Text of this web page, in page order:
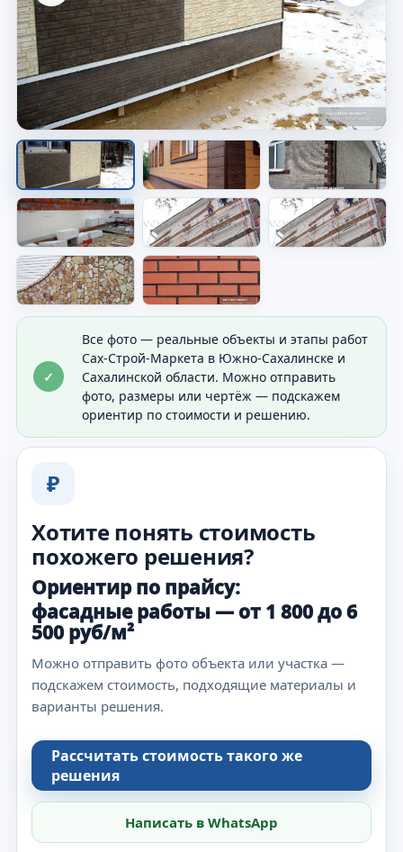
Фасад дома после работ
Видно общий результат отделки дома.
✓
Все фото — реальные объекты и этапы работ
Сах-Строй-Маркета в Южно-Сахалинске и
Сахалинской области. Можно отправить
фото, размеры или чертёж — подскажем
ориентир по стоимости и решению.
₽
Хотите понять стоимость
похожего решения?
Ориентир по прайсу:
фасадные работы — от 1 800 до 6
500 руб/м²
Можно отправить фото объекта или участка —
подскажем стоимость, подходящие материалы и
варианты решения.
Рассчитать стоимость такого же
решения
Написать в WhatsApp